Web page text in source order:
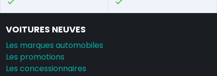
VOITURES NEUVES
Les marques automobiles
Les promotions
Les concessionnaires